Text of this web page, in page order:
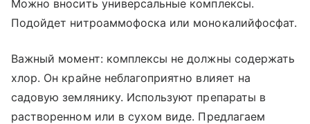
Можно вносить универсальные комплексы.
Подойдет нитроаммофоска или монокалийфосфат.
Важный момент: комплексы не должны содержать
хлор. Он крайне неблагоприятно влияет на
садовую землянику. Используют препараты в
растворенном или в сухом виде. Предлагаем